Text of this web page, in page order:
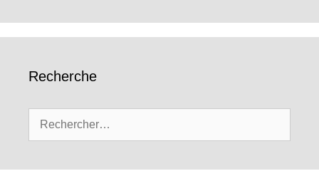
Recherche
Rechercher :